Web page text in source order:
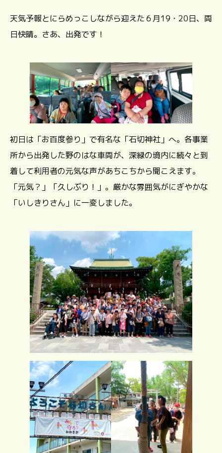
天気予報とにらめっこしながら迎えた６月19・20日、両
日快晴。さあ、出発です！
初日は「お百度参り」で有名な「石切神社」へ。各事業
所から出発した野のはな車両が、深緑の境内に続々と到
着して利用者の元気な声があちこちから聞こえます。
「元気？」「久しぶり！」。厳かな雰囲気がにぎやかな
「いしきりさん」に一変しました。